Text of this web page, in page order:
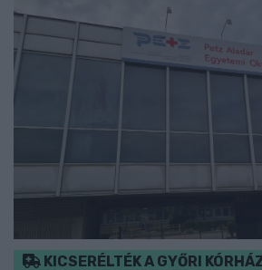
KICSERÉLTÉK A GYŐRI